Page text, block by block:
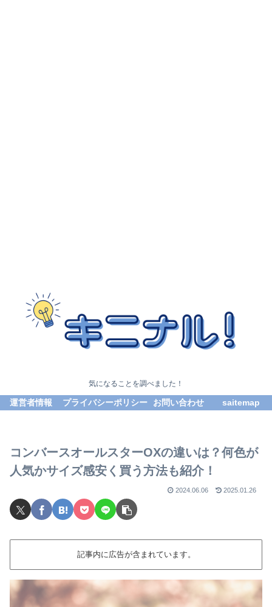
気になることを調べました！
運営者情報 プライバシーポリシー お問い合わせ saitemap
コンバースオールスターOXの違いは？何色が
人気かサイズ感安く買う方法も紹介！
2024.06.06 2025.01.26
記事内に広告が含まれています。